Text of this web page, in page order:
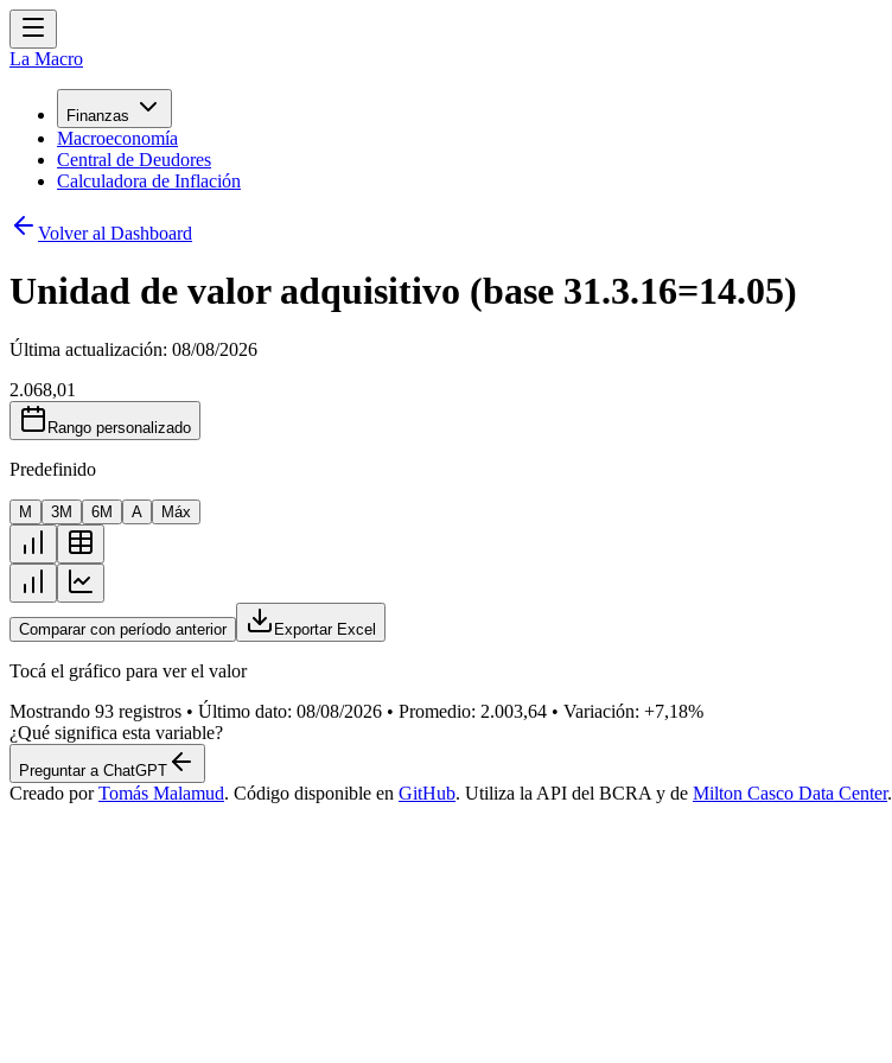
La Macro
Finanzas
Macroeconomía
Central de Deudores
Calculadora de Inflación
Volver al Dashboard
Unidad de valor adquisitivo (base 31.3.16=14.05)
Última actualización: 08/08/2026
2.068,01
Rango personalizado
Predefinido
M 3M 6M A Máx
Comparar con período anterior Exportar Excel
Tocá el gráfico para ver el valor
Mostrando 93 registros • Último dato: 08/08/2026 • Promedio: 2.003,64 • Variación: +7,18%
¿Qué significa esta variable?
Preguntar a ChatGPT
Creado por Tomás Malamud. Código disponible en GitHub. Utiliza la API del BCRA y de Milton Casco Data Center.